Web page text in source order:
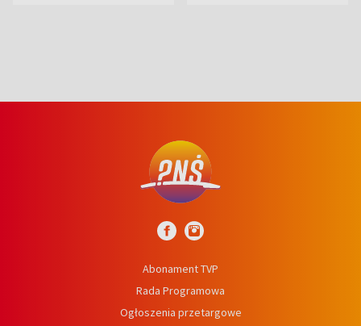
Abonament TVP
Rada Programowa
Ogłoszenia przetargowe